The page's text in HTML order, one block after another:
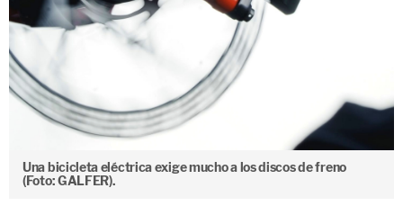
Una bicicleta eléctrica exige mucho a los discos de freno
(Foto: GALFER).